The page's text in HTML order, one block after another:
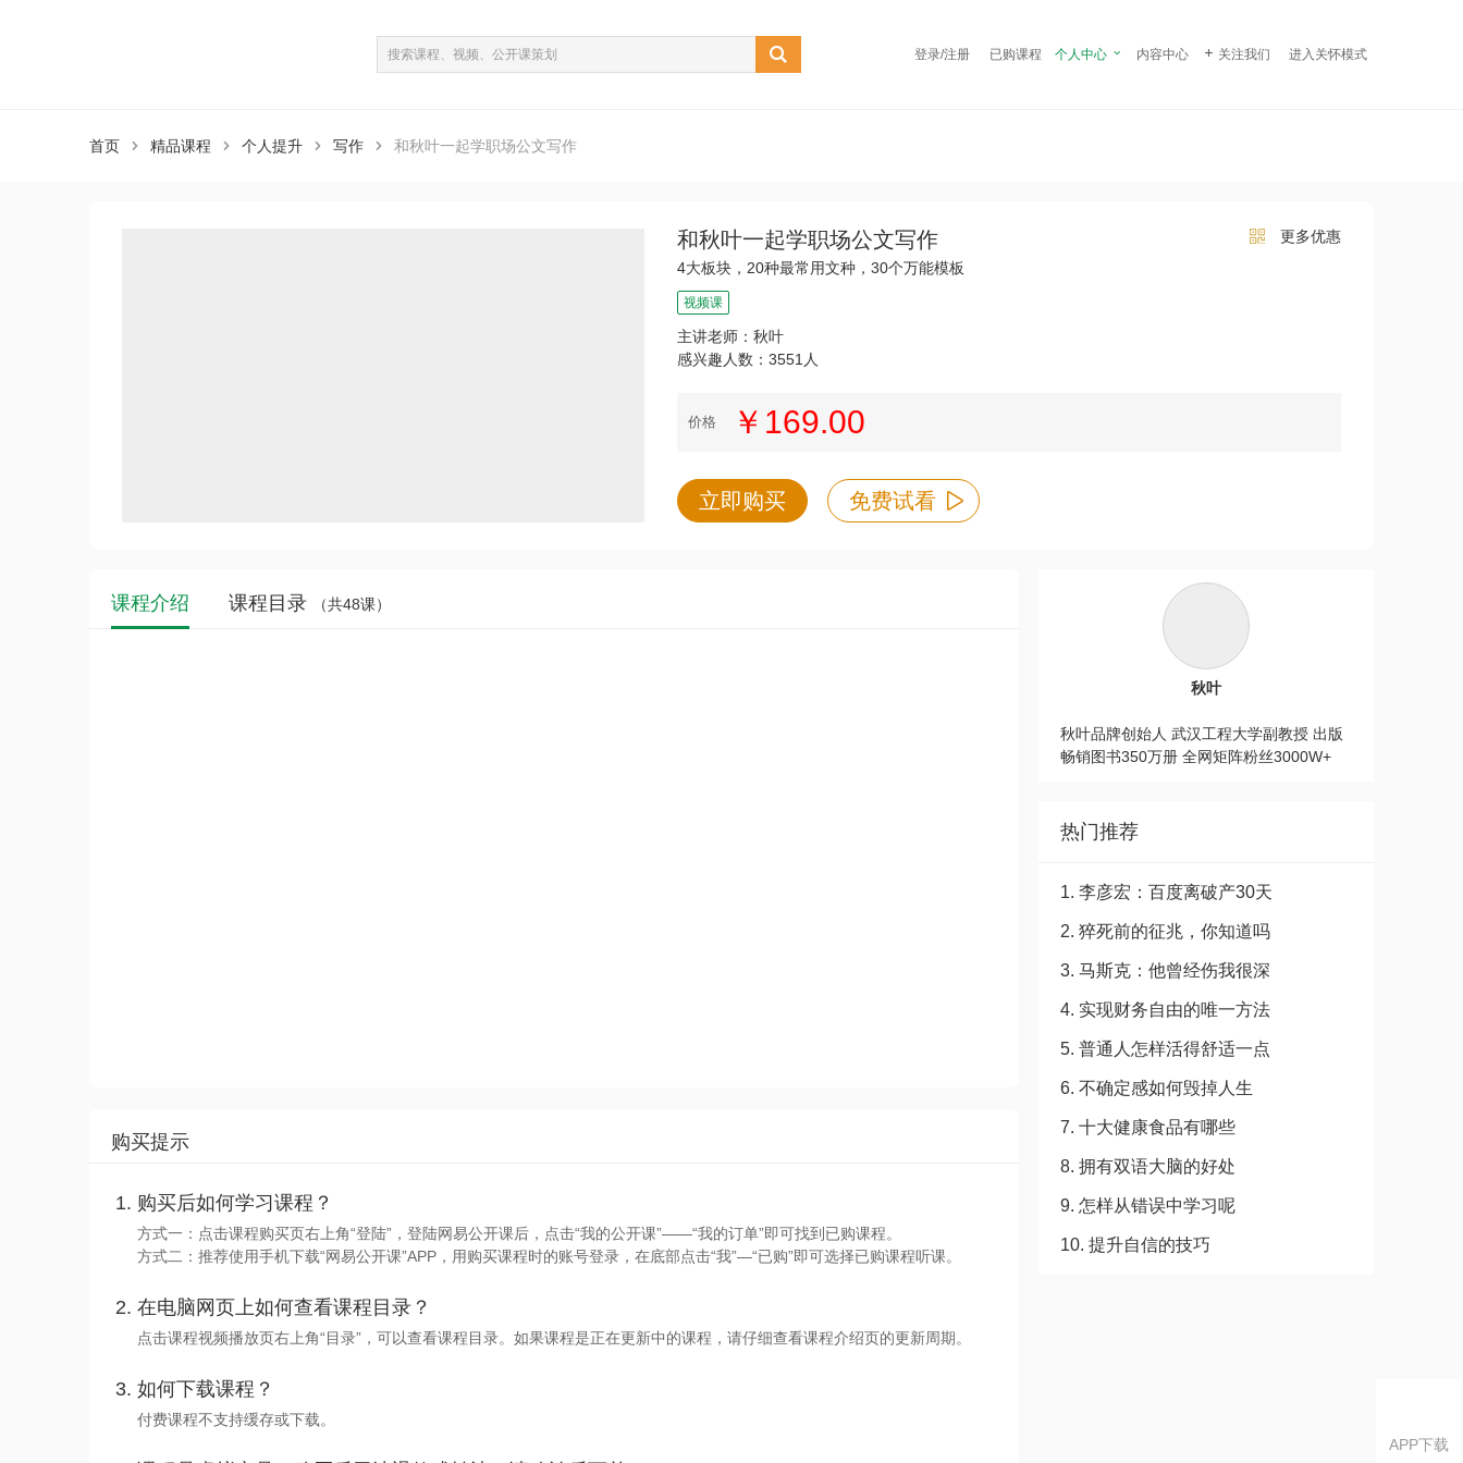
登录/注册 已购课程 个人中心  内容中心  关注我们 进入关怀模式
首页  精品课程  个人提升  写作  和秋叶一起学职场公文写作
（共48课）
和秋叶一起学职场公文写作
更多优惠
4大板块，20种最常用文种，30个万能模板
视频课
主讲老师：秋叶
感兴趣人数：3551人
价格 ￥169.00
立即购买 免费试看
秋叶
秋叶品牌创始人 武汉工程大学副教授 出版
畅销图书350万册 全网矩阵粉丝3000W+
热门推荐
1. 李彦宏：百度离破产30天
2. 猝死前的征兆，你知道吗
3. 马斯克：他曾经伤我很深
4. 实现财务自由的唯一方法
5. 普通人怎样活得舒适一点
6. 不确定感如何毁掉人生
7. 十大健康食品有哪些
8. 拥有双语大脑的好处
9. 怎样从错误中学习呢
10. 提升自信的技巧
课程介绍 课程目录 （共48课）
购买提示
购买后如何学习课程？
方式一：点击课程购买页右上角“登陆”，登陆网易公开课后，点击“我的公开课”——“我的订单”即可找到已购课程。
方式二：推荐使用手机下载“网易公开课”APP，用购买课程时的账号登录，在底部点击“我”—“已购”即可选择已购课程听课。
在电脑网页上如何查看课程目录？
点击课程视频播放页右上角“目录”，可以查看课程目录。如果课程是正在更新中的课程，请仔细查看课程介绍页的更新周期。
如何下载课程？
付费课程不支持缓存或下载。
APP下载